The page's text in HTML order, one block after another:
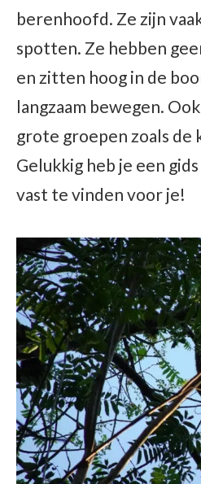
berenhoofd. Ze zijn
spotten. Ze hebben
en zitten hoog in de
langzaam bewegen.
grote groepen zoals de
Gelukkig heb je een
vast te vinden voor je!